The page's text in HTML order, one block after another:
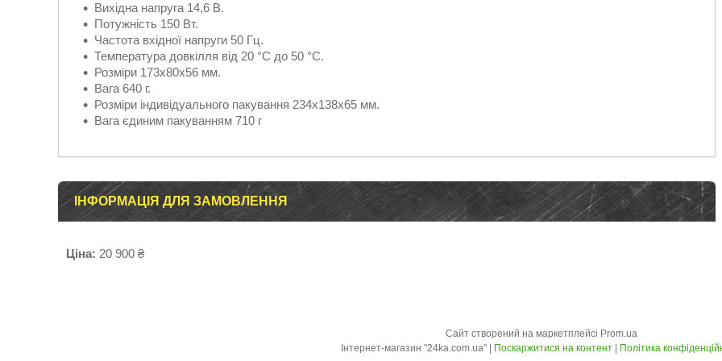
Вихідна напруга 14,6 В.
Потужність 150 Вт.
Частота вхідної напруги 50 Гц.
Температура довкілля від 20 °C до 50 °C.
Розміри 173x80x56 мм.
Вага 640 г.
Розміри індивідуального пакування 234х138х65 мм.
Вага єдиним пакуванням 710 г
ІНФОРМАЦІЯ ДЛЯ ЗАМОВЛЕННЯ
Ціна: 20 900 ₴
Сайт створений на маркетплейсі Prom.ua
Поскаржитися на контент Політика